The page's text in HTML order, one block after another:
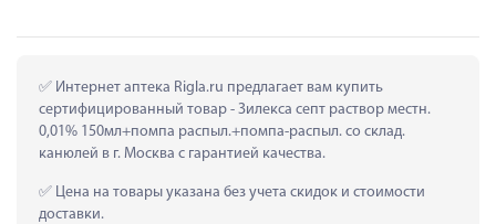
Интернет аптека Rigla.ru предлагает вам купить
сертифицированный товар - Зилекса септ раствор местн.
0,01% 150мл+помпа распыл.+помпа-распыл. со склад.
канюлей в г. Москва с гарантией качества.
Цена на товары указана без учета скидок и стоимости
доставки.